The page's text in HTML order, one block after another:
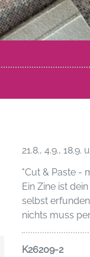
21.8., 4.9., 18.9.
"Cut & Paste -
Ein Zine ist
selbst
nichts muss
K26209-2